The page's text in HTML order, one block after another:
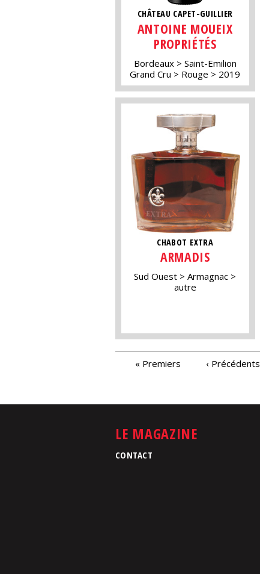
CHÂTEAU CAPET-GUILLIER
ANTOINE MOUEIX
PROPRIÉTÉS
Bordeaux
Saint-Emilion
Grand Cru
Rouge 2019
CHABOT EXTRA
ARMADIS
Sud Ouest
Armagnac
autre
PAGES
« Premiers ‹ Précédents
LE MAGAZINE
CONTACT